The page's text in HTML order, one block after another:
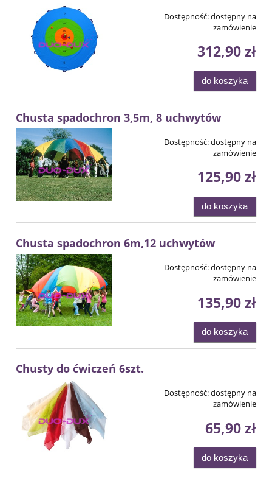
Dostępność:dostępny na
zamówienie
312,90 zł
do koszyka
Chusta spadochron 3,5m, 8 uchwytów
Dostępność:dostępny na
zamówienie
125,90 zł
do koszyka
Chusta spadochron 6m,12 uchwytów
Dostępność:dostępny na
zamówienie
135,90 zł
do koszyka
Chusty do ćwiczeń 6szt.
Dostępność:dostępny na
zamówienie
65,90 zł
do koszyka